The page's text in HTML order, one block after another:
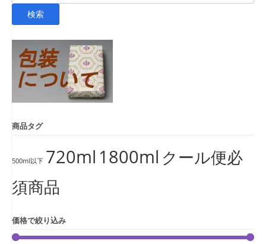
索
検索
商品タグ
500ml以下 720ml 1800ml クール便必
須商品
価格で絞り込み